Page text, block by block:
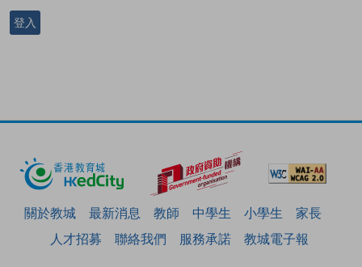
登入
關於教城 最新消息 教師 中學生 小學生
家長
人才招募
聯絡我們 服務承諾 教城電子報